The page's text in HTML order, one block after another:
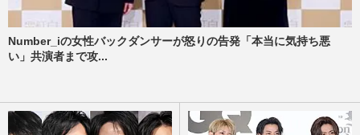
Number_iの女性バックダンサーが怒りの告発「本当に気持ち悪
い」共演者まで攻...